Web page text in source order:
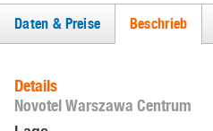
Daten & Preise Beschrieb
Details
Novotel Warszawa Centrum